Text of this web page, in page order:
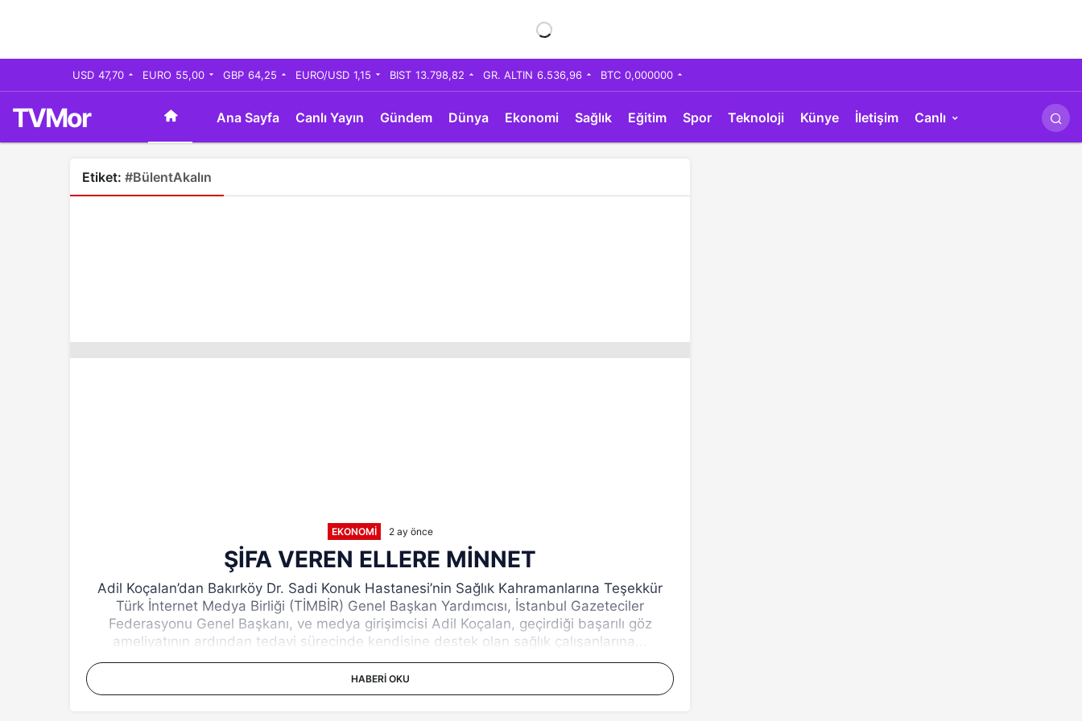
USD 47,70 EURO 55,00 GBP 64,25 EURO/USD 1,15 BIST 13.798,82 GR. ALTIN 6.536,96 BTC 0,000000
TVMor Ana Sayfa Canlı Yayın Gündem Dünya Ekonomi Sağlık Eğitim Spor Teknoloji Künye İletişim Canlı
Etiket: #BülentAkalın
EKONOMI 2 ay önce
ŞİFA VEREN ELLERE MİNNET
Adil Koçalan’dan Bakırköy Dr. Sadi Konuk Hastanesi’nin Sağlık Kahramanlarına Teşekkür
Türk İnternet Medya Birliği (TİMBİR) Genel Başkan Yardımcısı, İstanbul Gazeteciler
Federasyonu Genel Başkanı, ve medya girişimcisi Adil Koçalan, geçirdiği başarılı göz
ameliyatının ardından tedavi sürecinde kendisine destek olan sağlık çalışanlarına...
HABERI OKU